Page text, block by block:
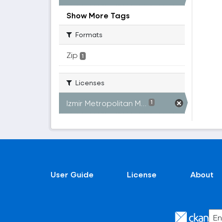
Show More Tags
Formats
Zip 1
Licenses
Izmir Metropolitan M... 1
User Guide License About